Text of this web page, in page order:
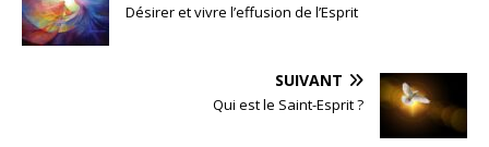
Désirer et vivre l’effusion de l’Esprit
SUIVANT
Qui est le Saint-Esprit ?